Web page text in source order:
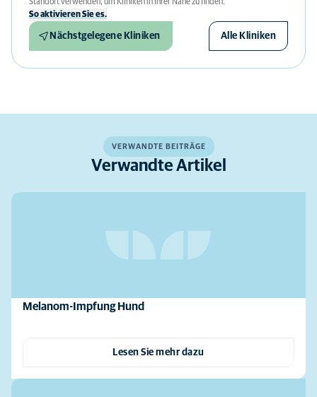
Standort verwenden, um Kliniken in Ihrer Nähe zu finden.
So aktivieren Sie es.
Nächstgelegene Kliniken Alle Kliniken
VERWANDTE BEITRÄGE
Verwandte Artikel
Melanom-Impfung Hund
Lesen Sie mehr dazu